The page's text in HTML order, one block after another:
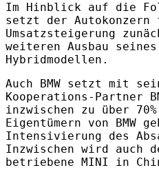
Im Hinblick auf die
setzt der
Umsatzsteigerung
weiteren Ausbau
Hybridmodellen.
Auch BMW setzt mit
Kooperations-Partner
inzwischen zu über
Eigentümern von BMW
Intensivierung des
Inzwischen wird auch
betriebene MINI in